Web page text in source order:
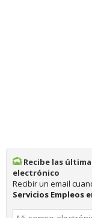
Recibe las
electrónico
Recibir un email
Servicios Empleos